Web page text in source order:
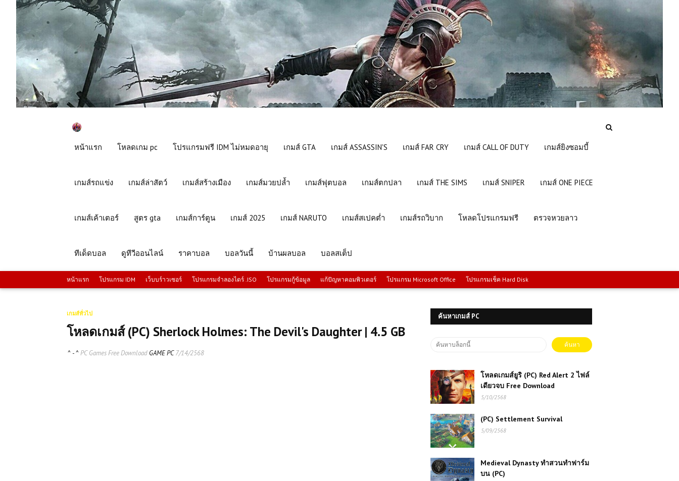
หน้าแรก โหลดเกม pc โปรแกรมฟรี IDM ไม่หมดอายุ เกมส์ GTA เกมส์ ASSASSIN'S เกมส์ FAR CRY เกมส์ CALL OF DUTY เกมส์ยิงซอมบี้
เกมส์รถแข่ง เกมส์ล่าสัตว์ เกมส์สร้างเมือง เกมส์มวยปล้ำ เกมส์ฟุตบอล เกมส์ตกปลา เกมส์ THE SIMS เกมส์ SNIPER เกมส์ ONE PIECE
เกมส์เค้าเตอร์ สูตร gta เกมส์การ์ตูน เกมส์ 2025 เกมส์ NARUTO เกมส์สเปคต่ำ เกมส์รถวิบาก โหลดโปรแกรมฟรี ตรวจหวยลาว
ทีเด็ดบอล ดูทีวีออนไลน์ ราคาบอล บอลวันนี้ บ้านผลบอล บอลสเต็ป
หน้าแรก โปรแกรม IDM เว็บบร์าวเซอร์ โปรแกรมจำลองไดร์ .ISO โปรแกรมกู้ข้อมูล แก้ปัญหาคอมพิวเตอร์ โปรแกรม Microsoft Office โปรแกรมเช็ค Hard Disk
เกมส์ทั่วไป
โหลดเกมส์ (PC) Sherlock Holmes: The Devil's Daughter | 4.5 GB
^ - ^ PC Games Free Download GAME PC7/14/2568
ค้นหาเกมส์ PC
โหลดเกมส์ยูริ (PC) Red Alert 2 ไฟล์
เดียวจบ Free Download
5/10/2568
(PC) Settlement Survival
5/09/2568
Medieval Dynasty ทำสวนทำฟาร์ม
บน (PC)